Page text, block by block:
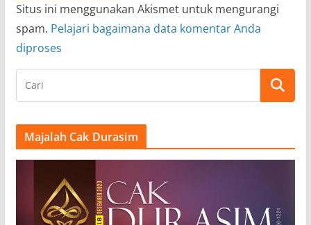
Situs ini menggunakan Akismet untuk mengurangi
spam. Pelajari bagaimana data komentar Anda
diproses
Majalah Cak Durasim